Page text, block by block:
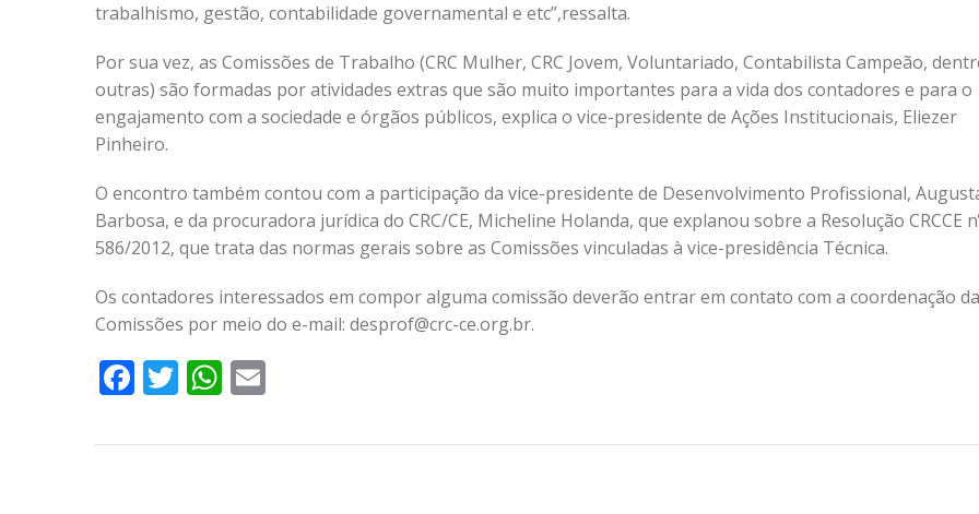
trabalhismo, gestão, contabilidade governamental e etc”,ressalta.
Por sua vez, as Comissões de Trabalho (CRC Mulher, CRC Jovem, Voluntariado, Contabilista Campeão,
outras) são formadas por atividades extras que são muito importantes para a vida dos contadores e para o
engajamento com a sociedade e órgãos públicos, explica o vice-presidente de Ações Institucionais, Eliezer
Pinheiro.
O encontro também contou com a participação da vice-presidente de Desenvolvimento Profissional,
Barbosa, e da procuradora jurídica do CRC/CE, Micheline Holanda, que explanou sobre a Resolução CRCCE
586/2012, que trata das normas gerais sobre as Comissões vinculadas à vice-presidência Técnica.
Os contadores interessados em compor alguma comissão deverão entrar em contato com a coordenação
Comissões por meio do e-mail: desprof@crc-ce.org.br.
Facebook
TwitterWhatsApp